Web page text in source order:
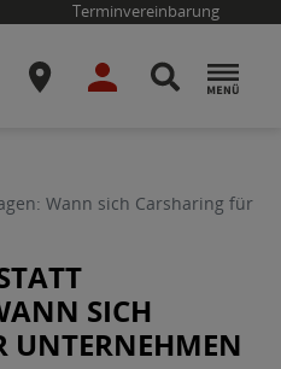
Terminvereinbarung
Wann sich Carsharing für
SICH
UNTERNEHMEN